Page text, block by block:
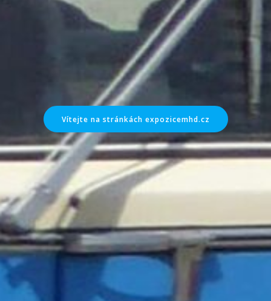
Vítejte na stránkách expozicemhd.cz